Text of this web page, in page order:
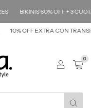
BIKINIS 60% OFF + 3
10% OFF EXTRA CON
0